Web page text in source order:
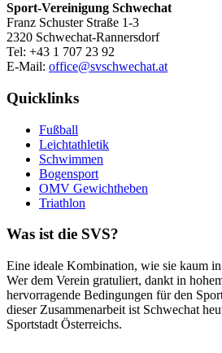
Sport-Vereinigung Schwechat
Franz Schuster Straße 1-3
2320 Schwechat-Rannersdorf
Tel: +43 1 707 23 92
E-Mail: office@svschwechat.at
Quicklinks
Fußball
Leichtathletik
Schwimmen
Bogensport
OMV Gewichtheben
Triathlon
Was ist die SVS?
Eine ideale Kombination, wie sie kaum
Wer dem Verein gratuliert, dankt in
hervorragende Bedingungen für den
dieser Zusammenarbeit ist Schwechat
Sportstadt Österreichs.